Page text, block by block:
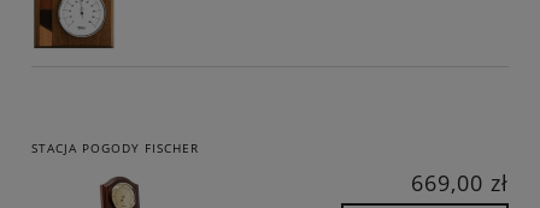
STACJA POGODY FISCHER
669,00 zł